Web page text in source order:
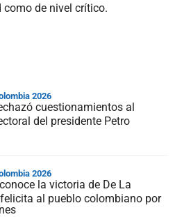
de nivel crítico.
2026
cuestionamientos al
del presidente Petro
2026
la victoria de De La
al pueblo colombiano por